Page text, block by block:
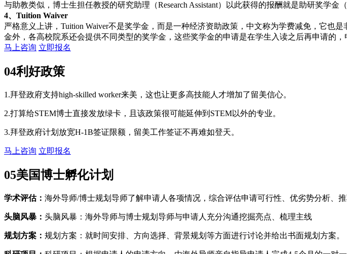
与助教类似，博士生担任教授的研究助理（Research Assistant）以此获得的报酬就是助研奖学金
4、Tuition Waiver
严格意义上讲，Tuition Waiver不是奖学金，而是一种经济资助政策，中文称为学费减免，它也
金外，各高校院系还会提供不同类型的奖学金，这些奖学金的申请是在学生入读之后再申请的
马上咨询 立即报名
04利好政策
1.拜登政府支持high-skilled worker来美，这也让更多高技能人才增加了留美信心。
2.打算给STEM博士直接发放绿卡，且该政策很可能延伸到STEM以外的专业。
3.拜登政府计划放宽H-1B签证限额，留美工作签证不再难如登天。
马上咨询 立即报名
05美国博士孵化计划
学术评估： 海外导师/博士规划导师了解申请人各项情况，综合评估申请可行性、优劣势分析、
头脑风暴： 头脑风暴：海外导师与博士规划导师与申请人充分沟通挖掘亮点、梳理主线
规划方案： 规划方案：就时间安排、方向选择、背景规划等方面进行讨论并给出书面规划方案。